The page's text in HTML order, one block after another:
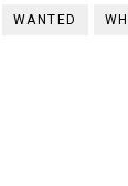
WANTED